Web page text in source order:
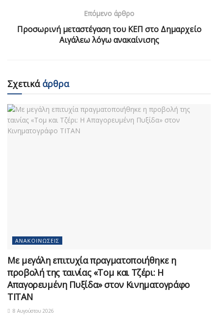
Επόμενο άρθρο
Προσωρινή μεταστέγαση του ΚΕΠ στο Δημαρχείο
Αιγάλεω λόγω ανακαίνισης
Σχετικάάρθρα
ΑΝΑΚΟΙΝΏΣΕΙΣ
Με μεγάλη επιτυχία πραγματοποιήθηκε η
προβολή της ταινίας «Τομ και Τζέρι: Η
Απαγορευμένη Πυξίδα» στον Κινηματογράφο
ΤΙΤΑΝ
8 Αυγούστου 2026